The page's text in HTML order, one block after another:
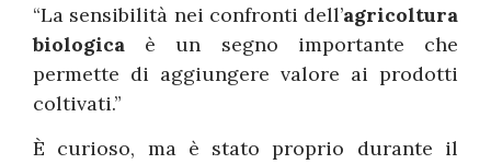
“La sensibilità nei confronti dell’agricoltura
biologica è un segno importante che
permette di aggiungere valore ai prodotti
coltivati.”
È curioso, ma è stato proprio durante il